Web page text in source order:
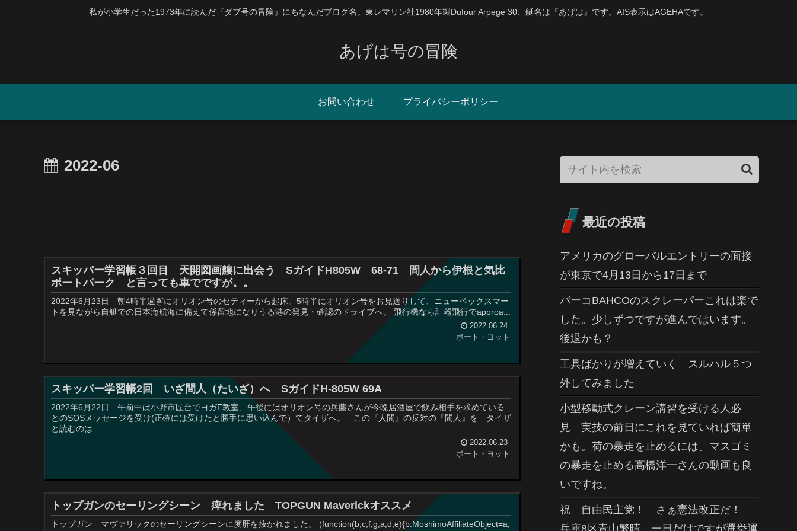
私が小学生だった1973年に読んだ『ダブ号の冒険』にちなんだブログ名。東レマリン社1980年製Dufour Arpege 30、艇名は『あげは』です。AIS表示はAGEHAです。
あげは号の冒険
お問い合わせ プライバシーポリシー
2022-06
スキッパー学習帳３回目 天開図画艛に出会う SガイドH805W 68-71 間人から伊根と気比
ボートパーク と言っても車でですが。。
2022年6月23日 朝4時半過ぎにオリオン号のセティーから起床。5時半にオリオン号をお見送りして、ニューペックスマー
トを見ながら自艇での日本海航海に備えて係留地になりうる港の発見・確認のドライブへ。 飛行機なら計器飛行でapproa...
2022.06.24
ボート・ヨット
スキッパー学習帳2回 いざ間人（たいざ）へ SガイドH-805W 69A
2022年6月22日 午前中は小野市匠台でヨガE教室、午後にはオリオン号の兵藤さんが今晩居酒屋で飲み相手を求めている
とのSOSメッセージを受け(正確には受けたと勝手に思い込んで）てタイザへ。 この『人間』の反対の『間人』を タイザ
と読むのは...
2022.06.23
ボート・ヨット
トップガンのセーリングシーン 痺れました TOPGUN Maverickオススメ
トップガン マヴァリックのセーリングシーンに度肝を抜かれました。 (function(b,c,f,g,a,d,e){b.MoshimoAffiliateObject=a;
最近の投稿
アメリカのグローバルエントリーの面接
が東京で4月13日から17日まで
バーコBAHCOのスクレーパーこれは楽で
した。少しずつですが進んではいます。
後退かも？
工具ばかりが増えていく スルハル５つ
外してみました
小型移動式クレーン講習を受ける人必
見 実技の前日にこれを見ていれば簡単
かも。荷の暴走を止めるには。マスゴミ
の暴走を止める高橋洋一さんの動画も良
いですね。
祝 自由民主党！ さぁ憲法改正だ！
兵庫8区青山繁晴 一日だけですが選挙運